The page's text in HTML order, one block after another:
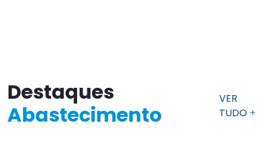
Destaques
Abastecimento
VER
TUDO +